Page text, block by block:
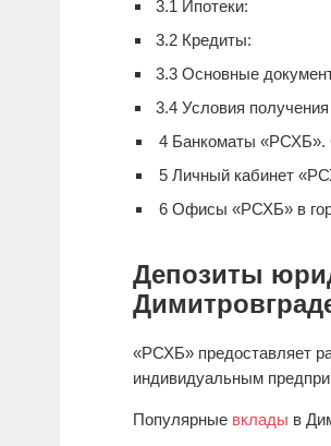
3.1 Ипотеки:
3.2 Кредиты:
3.3 Основные
3.4 Условия получения
4 Банкоматы «РСХБ».
5 Личный кабинет
6 Офисы «РСХБ» в
Депозиты
«РСХБ» предоставляет
индивидуальным
Популярные вклады в